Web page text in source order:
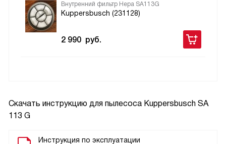
Скачать инструкцию для пылесоса Kuppersbusch SA
113 G
Инструкция по эксплуатации
Внутренний фильтр Hepa SA113G
Kuppersbusch (231128)
2 990 руб.